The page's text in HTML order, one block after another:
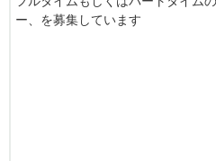
ー、を募集しています